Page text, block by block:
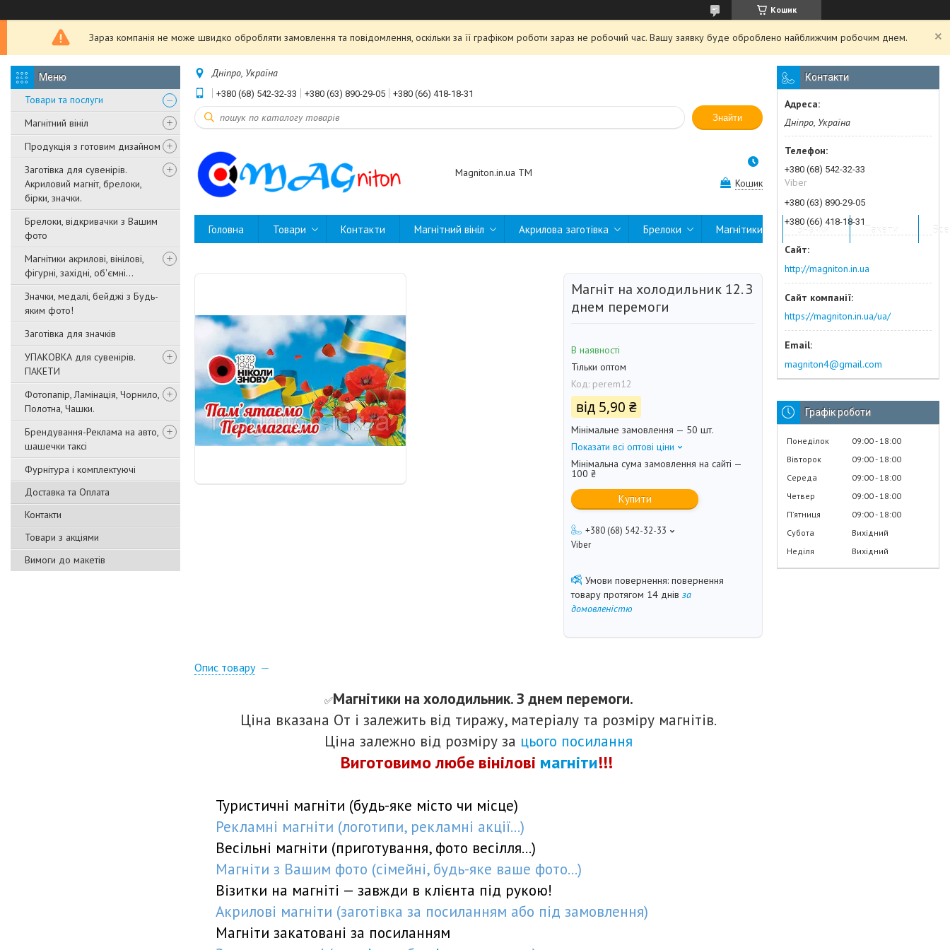
Кошик
Зараз компанія не може швидко обробляти замовлення та повідомлення, оскільки за її графіком роботи зараз не робочий час. Вашу заявку буде оброблено найближчим робочим днем.
Товари та послуги
Магнітний вініл
Продукція з готовим дизайном
Заготівка для сувенірів.
Акриловий магніт, брелоки,
бірки, значки.
Брелоки, відкривачки з Вашим
фото
Магнітики акрилові, вінілові,
фігурні, західні, об'ємні...
Значки, медалі, бейджі з Будь-
яким фото!
Заготівка для значків
УПАКОВКА для сувенірів.
ПАКЕТИ
Фотопапір, Ламінація, Чорнило,
Полотна, Чашки.
Брендування-Реклама на авто,
шашечки таксі
Фурнітура і комплектуючі
Доставка та Оплата
Контакти
Товари з акціями
Вимоги до макетів
Дніпро, Україна
+380 (68) 542-32-33 +380 (63) 890-29-05 +380 (66) 418-18-31
Знайти
Magniton.in.ua ТМ
Кошик
Головна Товари Контакти Магнітний вініл Акрилова заготівка Брелоки Магнітики Значки Пакети
Магніт на холодильник 12. З
днем перемоги
В наявності
Тільки оптом
Код: perem12
від 5,90 ₴
Мінімальне замовлення — 50 шт.
Показати всі оптові ціни
Мінімальна сума замовлення на сайті —
100 ₴
Купити
+380 (68) 542-32-33
Viber
повернення
товару протягом 14 днів за
домовленістю
Опис товару
✅️Магнітики на холодильник. З днем перемоги.
Ціна вказана От і залежить від тиражу, матеріалу та розміру магнітів.
Ціна залежно від розміру за цього посилання
Виготовимо любе вінілові магніти!!!
Туристичні магніти (будь-яке місто чи місце)
Рекламні магніти (логотипи, рекламні акції...)
Весільні магніти (приготування, фото весілля...)
Магніти з Вашим фото (сімейні, будь-яке ваше фото...)
Візитки на магніті — завжди в клієнта під рукою!
Акрилові магніти (заготівка за посиланням або під замовлення)
Магніти закатовані за посиланням
Контакти
Дніпро, Україна
+380 (68) 542-32-33
Viber
+380 (63) 890-29-05
+380 (66) 418-18-31
http://magniton.in.ua
https://magniton.in.ua/ua/
magniton4@gmail.com
Графік роботи
Понеділок 09:00 18:00
Вівторок
09:00 18:00
Середа
09:00 18:00
Четвер
09:00 18:00
Пʼятниця
09:00 18:00
Субота
Вихідний
Неділя
Вихідний